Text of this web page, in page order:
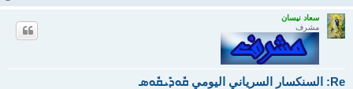
سعاد نيسان
مشرف
Re: السنكسار السرياني اليومي ܩܽܘܕܺܝܩܽܘܣ